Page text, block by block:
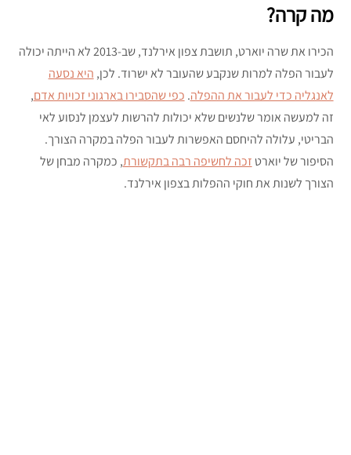
מה קרה?
הכירו את שרה יוארט, תושבת צפון אירלנד, שב-2013 לא הייתה יכולה
לעבור הפלה למרות שנקבע שהעובר לא ישרוד. לכן, היא נסעה
לאנגליה כדי לעבור את ההפלה. כפי שהסבירו בארגוני זכויות אדם,
זה למעשה אומר שלנשים שלא יכולות להרשות לעצמן לנסוע לאי
הבריטי, עלולה להיחסם האפשרות לעבור הפלה במקרה הצורך.
הסיפור של יוארטזכה לחשיפה רבה בתקשורת, כמקרה מבחן של
הצורך לשנות את חוקי ההפלות בצפון אירלנד.